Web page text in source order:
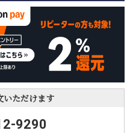
いただけます
9290